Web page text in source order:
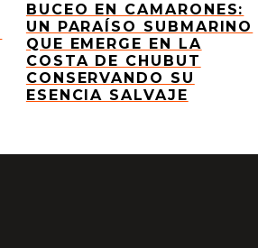
BUCEO EN CAMARONES:
UN PARAÍSO SUBMARINO
QUE EMERGE EN LA
COSTA DE CHUBUT
CONSERVANDO SU
ESENCIA SALVAJE